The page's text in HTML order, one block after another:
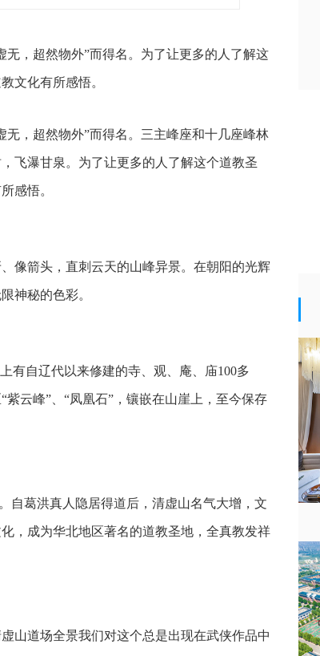
，超然物外”而得名。为了让更多的人了解这
文化有所感悟。
，超然物外”而得名。三主峰座和十几座峰林
飞瀑甘泉。为了让更多的人了解这个道教圣
感悟。
箭头，直刺云天的山峰异景。在朝阳的光辉
神秘的色彩。
自辽代以来修建的寺、观、庵、庙100多
云峰”、“凤凰石”，镶嵌在山崖上，至今保存
葛洪真人隐居得道后，清虚山名气大增，文
，成为华北地区著名的道教圣地，全真教发祥
道场全景我们对这个总是出现在武侠作品中